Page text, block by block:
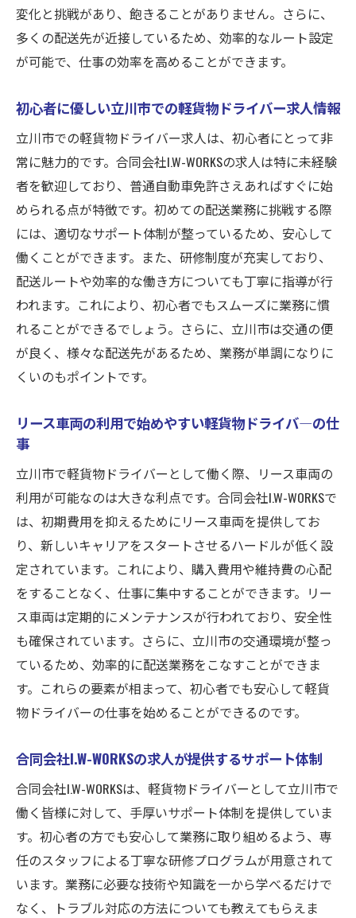
変化と挑戦があり、飽きることがありません。さらに、
多くの配送先が近接しているため、効率的なルート設定
が可能で、仕事の効率を高めることができます。
初心者に優しい立川市での軽貨物ドライバー求人情報
立川市での軽貨物ドライバー求人は、初心者にとって非
常に魅力的です。合同会社I.W-WORKSの求人は特に未経験
者を歓迎しており、普通自動車免許さえあればすぐに始
められる点が特徴です。初めての配送業務に挑戦する際
には、適切なサポート体制が整っているため、安心して
働くことができます。また、研修制度が充実しており、
配送ルートや効率的な働き方についても丁寧に指導が行
われます。これにより、初心者でもスムーズに業務に慣
れることができるでしょう。さらに、立川市は交通の便
が良く、様々な配送先があるため、業務が単調になりに
くいのもポイントです。
リース車両の利用で始めやすい軽貨物ドライバ―の仕
事
立川市で軽貨物ドライバーとして働く際、リース車両の
利用が可能なのは大きな利点です。合同会社I.W-WORKSで
は、初期費用を抑えるためにリース車両を提供してお
り、新しいキャリアをスタートさせるハードルが低く設
定されています。これにより、購入費用や維持費の心配
をすることなく、仕事に集中することができます。リー
ス車両は定期的にメンテナンスが行われており、安全性
も確保されています。さらに、立川市の交通環境が整っ
ているため、効率的に配送業務をこなすことができま
す。これらの要素が相まって、初心者でも安心して軽貨
物ドライバーの仕事を始めることができるのです。
合同会社I.W-WORKSの求人が提供するサポート体制
合同会社I.W-WORKSは、軽貨物ドライバーとして立川市で
働く皆様に対して、手厚いサポート体制を提供していま
す。初心者の方でも安心して業務に取り組めるよう、専
任のスタッフによる丁寧な研修プログラムが用意されて
います。業務に必要な技術や知識を一から学べるだけで
なく、トラブル対応の方法についても教えてもらえま